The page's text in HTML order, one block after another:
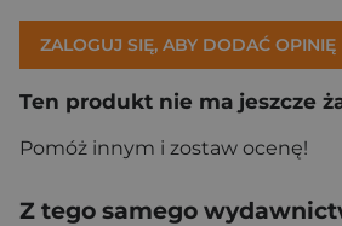
ZALOGUJ SIĘ, ABY DODAĆ OPINIĘ
Ten produkt nie ma jeszcze
Pomóż innym i zostaw ocenę!
Z tego samego